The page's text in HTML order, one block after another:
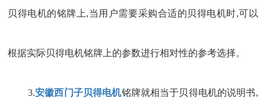
贝得电机的铭牌上,当用户需要采购合适的贝得电机时,可以
根据实际贝得电机铭牌上的参数进行相对性的参考选择。
3.安徽西门子贝得电机铭牌就相当于贝得电机的说明书,